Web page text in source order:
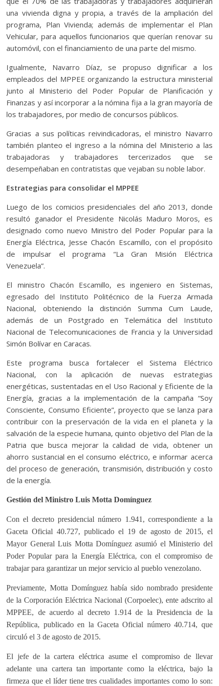
una vivienda digna y propia, a través de la ampliación del
programa, Plan Vivienda; además de implementar el Plan
Vehicular, para aquellos funcionarios que querían renovar su
automóvil, con el financiamiento de una parte del mismo.
Igualmente, Navarro Díaz, se propuso dignificar a los
empleados del MPPEE organizando la estructura ministerial
junto al Ministerio del Poder Popular de Planificación y
Finanzas y así incorporar a la nómina fija a la gran mayoría de
los trabajadores, por medio de concursos públicos.
Gracias a sus políticas reivindicadoras, el ministro Navarro
también planteo el ingreso a la nómina del Ministerio a las
trabajadoras y trabajadores tercerizados que se
desempeñaban en contratistas que vejaban su noble labor.
Estrategias para consolidar el MPPEE
Luego de los comicios presidenciales del año 2013, donde
resultó ganador el Presidente Nicolás Maduro Moros, es
designado como nuevo Ministro del Poder Popular para la
Energía Eléctrica, Jesse Chacón Escamillo, con el propósito
de impulsar el programa “La Gran Misión Eléctrica
Venezuela”.
El ministro Chacón Escamillo, es ingeniero en Sistemas,
egresado del Instituto Politécnico de la Fuerza Armada
Nacional, obteniendo la distinción Summa Cum Laude,
además de un Postgrado en Telemática del Instituto
Nacional de Telecomunicaciones de Francia y la Universidad
Simón Bolívar en Caracas.
Este programa busca fortalecer el Sistema Eléctrico
Nacional, con la aplicación de nuevas estrategias
energéticas, sustentadas en el Uso Racional y Eficiente de la
Energía, gracias a la implementación de la campaña “Soy
Consciente, Consumo Eficiente”, proyecto que se lanza para
contribuir con la preservación de la vida en el planeta y la
salvación de la especie humana, quinto objetivo del Plan de la
Patria que busca mejorar la calidad de vida, obtener un
ahorro sustancial en el consumo eléctrico, e informar acerca
del proceso de generación, transmisión, distribución y costo
de la energía.
Gestión del Ministro Luis Motta Domínguez
Con el decreto presidencial número 1.941, correspondiente a la
Gaceta Oficial 40.727, publicado el 19 de agosto de 2015, el
Mayor General Luis Motta Domínguez asumió el Ministerio del
Poder Popular para la Energía Eléctrica, con el compromiso de
trabajar para garantizar un mejor servicio al pueblo venezolano.
Previamente, Motta Domínguez había sido nombrado presidente
de la Corporación Eléctrica Nacional (Corpoelec), ente adscrito al
MPPEE, de acuerdo al decreto 1.914 de la Presidencia de la
República, publicado en la Gaceta Oficial número 40.714, que
circuló el 3 de agosto de 2015.
El jefe de la cartera eléctrica asume el compromiso de llevar
adelante una cartera tan importante como la eléctrica, bajo la
firmeza que el líder tiene tres cualidades importantes como lo son: